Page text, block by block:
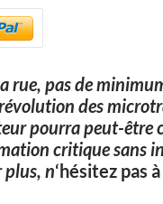
rue, pas de
des
pourra peut-être
critique sans
plus, n‘hésitez pas